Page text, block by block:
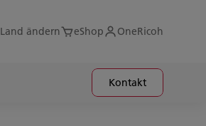
Land ändern eShop OneRicoh
Kontakt